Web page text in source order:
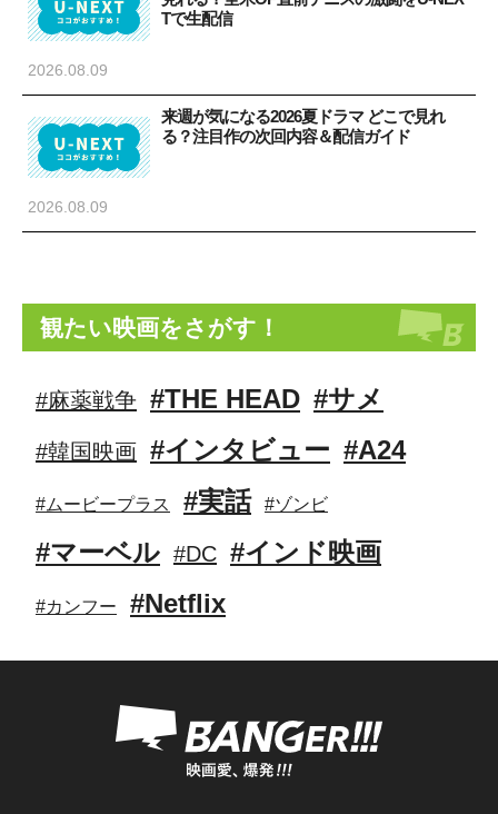
Tで生配信
2026.08.09
来週が気になる2026夏ドラマ どこで見れ
る？注目作の次回内容＆配信ガイド
2026.08.09
観たい映画をさがす！
#麻薬戦争 #THE HEAD #サメ
#韓国映画 #インタビュー #A24
#ムービープラス #実話 #ゾンビ
#マーベル #DC #インド映画
#カンフー #Netflix